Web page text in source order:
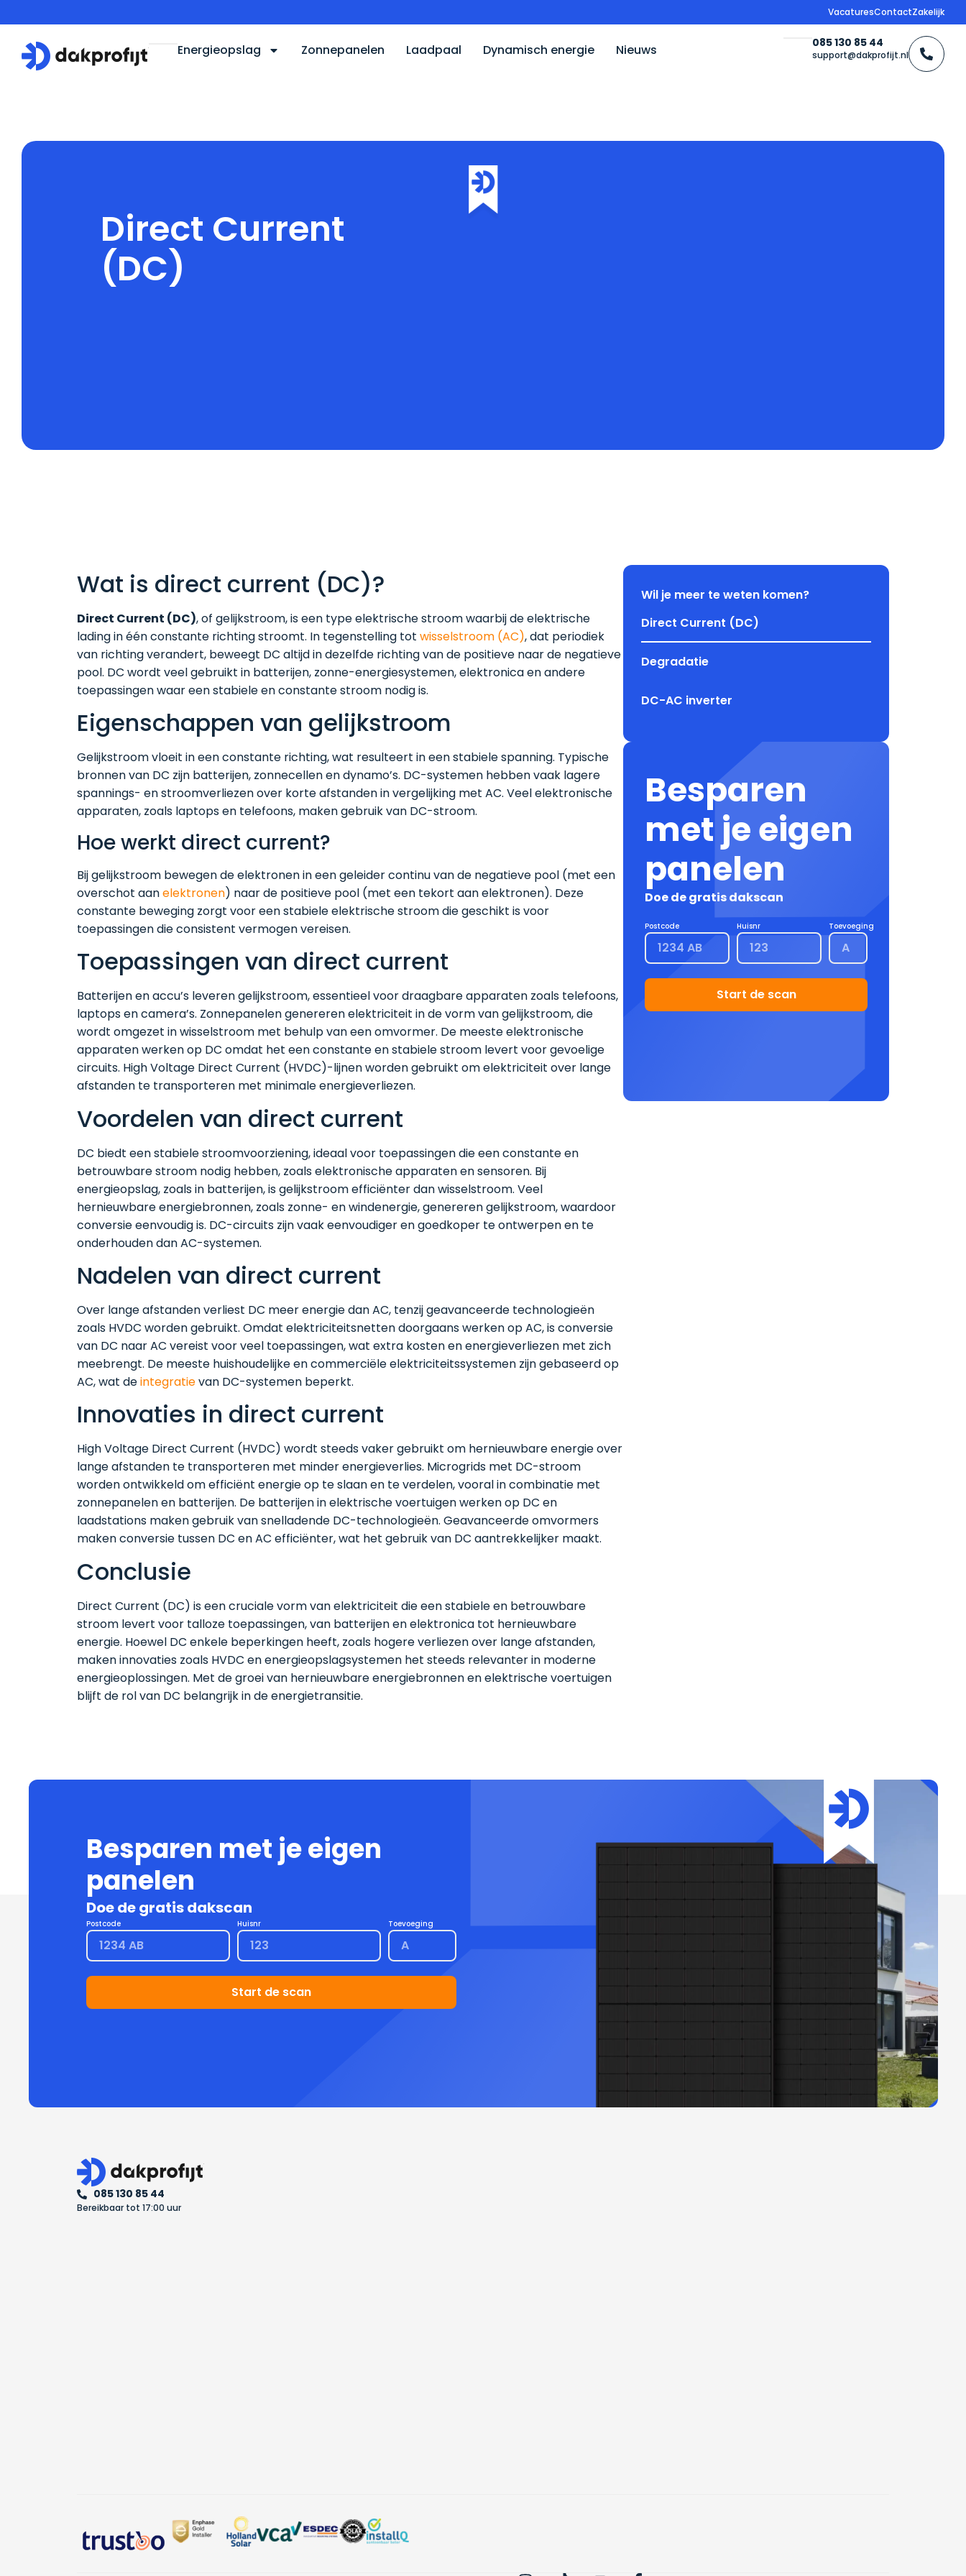
VacaturesContactZakelijk
Energieopslag Zonnepanelen Laadpaal Dynamisch energie Nieuws 085 130 85 44
support@dakprofijt.nl
Direct Current
(DC)
Wat is direct current (DC)?
Direct Current (DC), of gelijkstroom, is een type elektrische stroom waarbij de elektrische
lading in één constante richting stroomt. In tegenstelling tot wisselstroom (AC), dat periodiek
van richting verandert, beweegt DC altijd in dezelfde richting van de positieve naar de negatieve
pool. DC wordt veel gebruikt in batterijen, zonne-energiesystemen, elektronica en andere
toepassingen waar een stabiele en constante stroom nodig is.
Eigenschappen van gelijkstroom
Gelijkstroom vloeit in een constante richting, wat resulteert in een stabiele spanning. Typische
bronnen van DC zijn batterijen, zonnecellen en dynamo’s. DC-systemen hebben vaak lagere
spannings- en stroomverliezen over korte afstanden in vergelijking met AC. Veel elektronische
apparaten, zoals laptops en telefoons, maken gebruik van DC-stroom.
Hoe werkt direct current?
Bij gelijkstroom bewegen de elektronen in een geleider continu van de negatieve pool (met een
overschot aanelektronen) naar de positieve pool (met een tekort aan elektronen). Deze
constante beweging zorgt voor een stabiele elektrische stroom die geschikt is voor
toepassingen die consistent vermogen vereisen.
Toepassingen van direct current
Batterijen en accu’s leveren gelijkstroom, essentieel voor draagbare apparaten zoals telefoons,
laptops en camera’s. Zonnepanelen genereren elektriciteit in de vorm van gelijkstroom, die
wordt omgezet in wisselstroom met behulp van een omvormer. De meeste elektronische
apparaten werken op DC omdat het een constante en stabiele stroom levert voor gevoelige
circuits. High Voltage Direct Current (HVDC)-lijnen worden gebruikt om elektriciteit over lange
afstanden te transporteren met minimale energieverliezen.
Voordelen van direct current
DC biedt een stabiele stroomvoorziening, ideaal voor toepassingen die een constante en
betrouwbare stroom nodig hebben, zoals elektronische apparaten en sensoren. Bij
energieopslag, zoals in batterijen, is gelijkstroom efficiënter dan wisselstroom. Veel
hernieuwbare energiebronnen, zoals zonne- en windenergie, genereren gelijkstroom, waardoor
conversie eenvoudig is. DC-circuits zijn vaak eenvoudiger en goedkoper te ontwerpen en te
onderhouden dan AC-systemen.
Nadelen van direct current
Over lange afstanden verliest DC meer energie dan AC, tenzij geavanceerde technologieën
zoals HVDC worden gebruikt. Omdat elektriciteitsnetten doorgaans werken op AC, is conversie
van DC naar AC vereist voor veel toepassingen, wat extra kosten en energieverliezen met zich
meebrengt. De meeste huishoudelijke en commerciële elektriciteitssystemen zijn gebaseerd op
AC, wat deintegratievan DC-systemen beperkt.
Innovaties in direct current
High Voltage Direct Current (HVDC) wordt steeds vaker gebruikt om hernieuwbare energie over
lange afstanden te transporteren met minder energieverlies. Microgrids met DC-stroom
worden ontwikkeld om efficiënt energie op te slaan en te verdelen, vooral in combinatie met
zonnepanelen en batterijen. De batterijen in elektrische voertuigen werken op DC en
laadstations maken gebruik van snelladende DC-technologieën. Geavanceerde omvormers
maken conversie tussen DC en AC efficiënter, wat het gebruik van DC aantrekkelijker maakt.
Conclusie
Direct Current (DC) is een cruciale vorm van elektriciteit die een stabiele en betrouwbare
stroom levert voor talloze toepassingen, van batterijen en elektronica tot hernieuwbare
energie. Hoewel DC enkele beperkingen heeft, zoals hogere verliezen over lange afstanden,
maken innovaties zoals HVDC en energieopslagsystemen het steeds relevanter in moderne
energieoplossingen. Met de groei van hernieuwbare energiebronnen en elektrische voertuigen
blijft de rol van DC belangrijk in de energietransitie.
Wil je meer te weten komen?
Direct Current (DC)
Degradatie
DC-AC inverter
Besparen
met je eigen
panelen
Doe de gratis dakscan
Postcode Huisnr Toevoeging
Start de scan
Besparen met je eigen
panelen
Doe de gratis dakscan
Postcode Huisnr Toevoeging
Start de scan
085 130 85 44
Bereikbaar tot 17:00 uur